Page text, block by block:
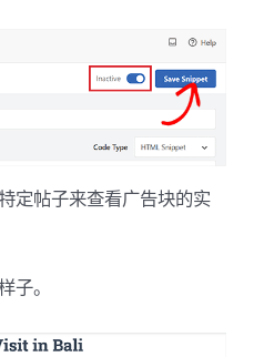
定帖子来查看广告块的实
子。